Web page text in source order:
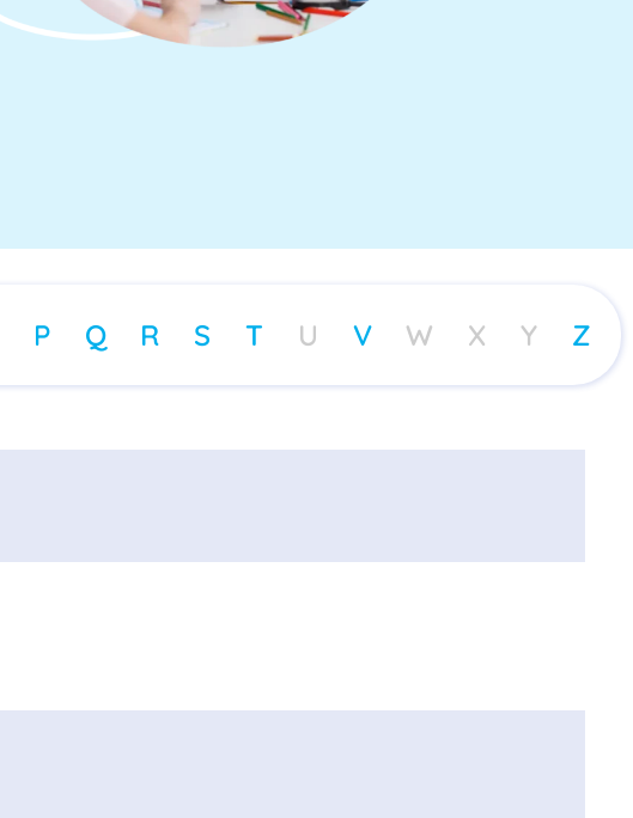
P Q R S T U V W X Y Z